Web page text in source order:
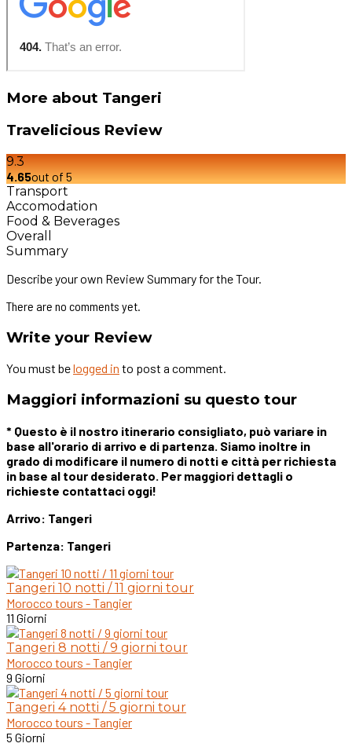
More about Tangeri
Travelicious Review
9.3
4.65out of 5
Transport
Accomodation
Food & Beverages
Overall
Summary
Describe your own Review Summary for the Tour.
There are no comments yet.
Write your Review
You must belogged in to post a comment.
Maggiori informazioni su questo tour
* Questo è il nostro itinerario consigliato, può variare in
base all'orario di arrivo e di partenza. Siamo inoltre in
grado di modificare il numero di notti e città per richiesta
in base al tour desiderato. Per maggiori dettagli o
richieste contattaci oggi!
Arrivo: Tangeri
Partenza: Tangeri
Tangeri 10 notti / 11 giorni tour
Morocco tours - Tangier
11 Giorni
Tangeri 8 notti / 9 giorni tour
Morocco tours - Tangier
9 Giorni
Tangeri 4 notti / 5 giorni tour
Morocco tours - Tangier
5 Giorni